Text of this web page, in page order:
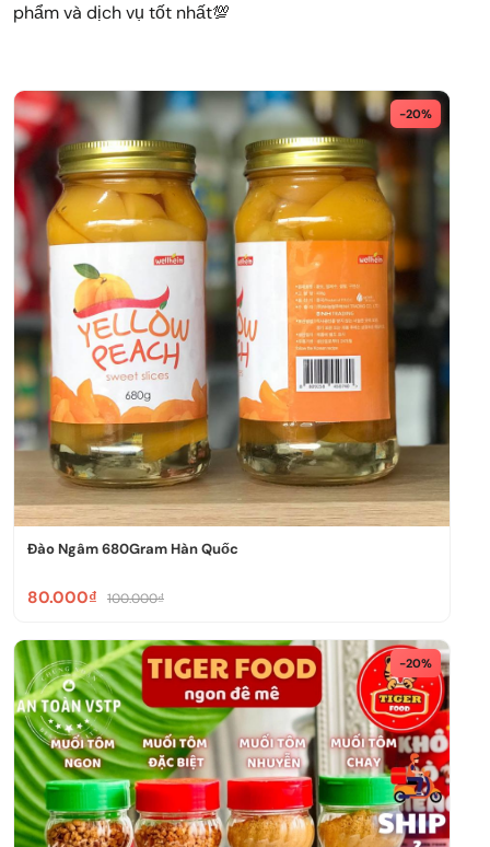
phẩm và dịch vụ tốt nhất💯
-20%
Đào Ngâm 680Gram Hàn Quốc
80.000₫ 100.000₫
-20%